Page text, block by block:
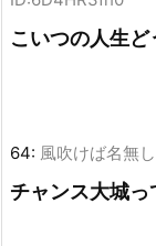
こいつの人生
64: 風吹けば名無し
チャンス大城